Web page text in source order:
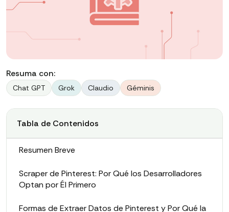
Resuma con:
Chat GPT Grok Claudio Géminis
Tabla de Contenidos
Resumen Breve
Scraper de Pinterest: Por Qué los Desarrolladores
Optan por Él Primero
Formas de Extraer Datos de Pinterest y Por Qué la